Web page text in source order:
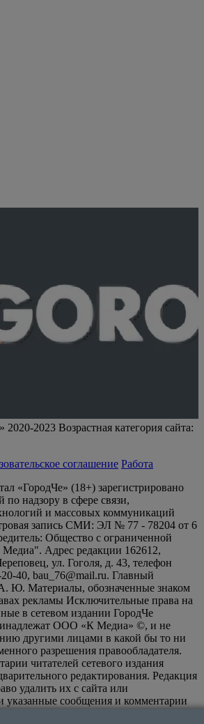
2023 Возрастная категория сайта:
соглашение Работа
«ГородЧе» (18+) зарегистрировано
надзору в сфере связи,
и массовых коммуникаций
запись СМИ: ЭЛ № 77 - 78204 от 6
Общество с ограниченной
Медиа". Адрес редакции 162612,
ул. Гоголя, д. 43, телефон
40, bau_76@mail.ru. Главный
Ю. Материалы, обозначенные знаком
рекламы Исключительные права на
в сетевом издании ГородЧе
ООО «К Медиа» ©, и не
другими лицами в какой бы то ни
разрешения правообладателя.
читателей сетевого издания
редактирования. Редакция
удалить их с сайта или
указанные сообщения и комментарии